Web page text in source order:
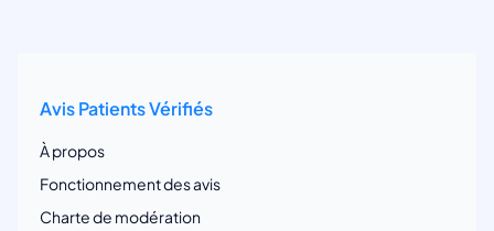
Avis Patients Vérifiés
À propos
Fonctionnement des avis
Charte de modération